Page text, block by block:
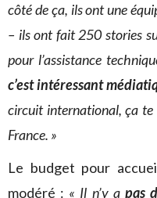
côté de ça, ils ont une
– ils ont fait 250 stories
pour l’assistance
c’est intéressant
circuit international, ça te
France. »
Le budget pour
modéré : « Il n’y a pas